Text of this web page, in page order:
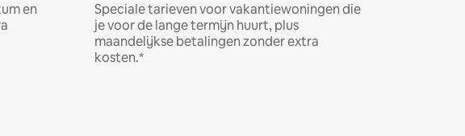
en
Speciale tarieven voor vakantiewoningen die
je voor de lange termijn huurt, plus
maandelijkse betalingen zonder extra
kosten.*